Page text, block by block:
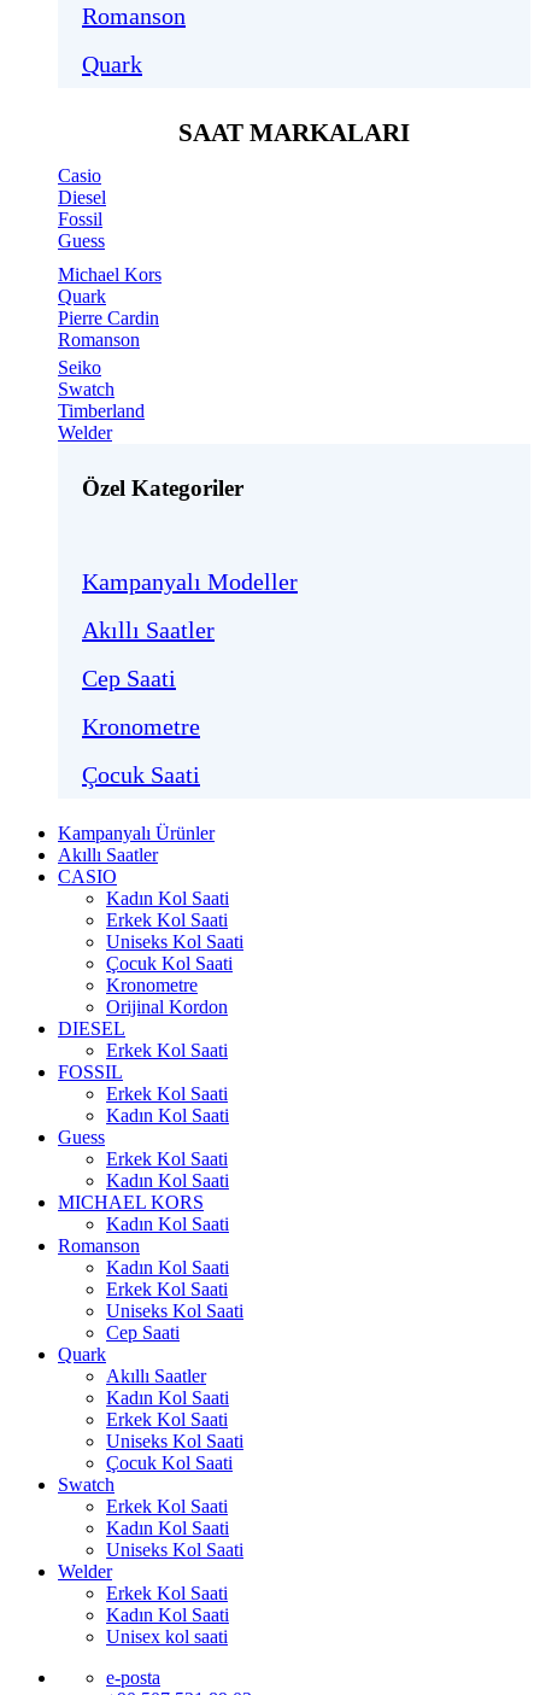
Romanson
Quark
SAAT MARKALARI
Casio
Diesel
Fossil
Guess
Michael Kors
Quark
Pierre Cardin
Romanson
Seiko
Swatch
Timberland
Welder
Özel Kategoriler
Kampanyalı Modeller
Akıllı Saatler
Cep Saati
Kronometre
Çocuk Saati
Kampanyalı Ürünler
Akıllı Saatler
CASIO
Kadın Kol Saati
Erkek Kol Saati
Uniseks Kol Saati
Çocuk Kol Saati
Kronometre
Orijinal Kordon
DIESEL
Erkek Kol Saati
FOSSIL
Erkek Kol Saati
Kadın Kol Saati
Guess
Erkek Kol Saati
Kadın Kol Saati
MICHAEL KORS
Kadın Kol Saati
Romanson
Kadın Kol Saati
Erkek Kol Saati
Uniseks Kol Saati
Cep Saati
Quark
Akıllı Saatler
Kadın Kol Saati
Erkek Kol Saati
Uniseks Kol Saati
Çocuk Kol Saati
Swatch
Erkek Kol Saati
Kadın Kol Saati
Uniseks Kol Saati
Welder
Erkek Kol Saati
Kadın Kol Saati
Unisex kol saati
e-posta